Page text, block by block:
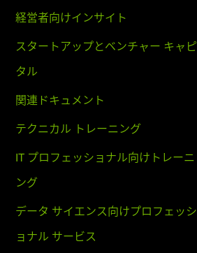
経営者向けインサイト
スタートアップとベンチャー キャピ
タル
関連ドキュメント
テクニカル トレーニング
IT プロフェッショナル向けトレーニ
ング
データ サイエンス向けプロフェッシ
ョナル サービス